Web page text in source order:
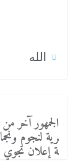
الله
الجمهور
رية لنجوم
ة إعلان